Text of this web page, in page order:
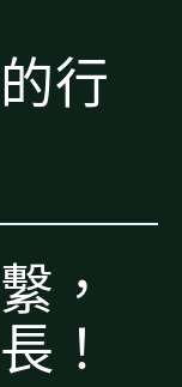
行
，
！